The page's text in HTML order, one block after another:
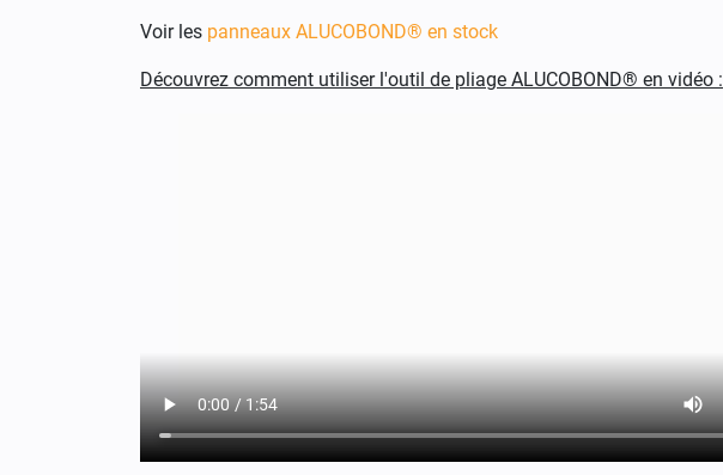
Voir les panneaux ALUCOBOND® en stock
Découvrez comment utiliser l'outil de pliage ALUCOBOND® en vidéo :